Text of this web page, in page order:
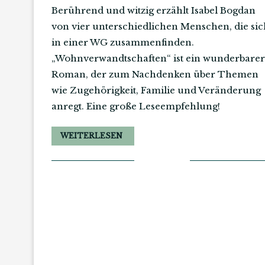
Berührend und witzig erzählt Isabel Bogdan
von vier unterschiedlichen Menschen, die
in einer WG zusammenfinden.
„Wohnverwandtschaften“ ist ein wunderbarer
Roman, der zum Nachdenken über Themen
wie Zugehörigkeit, Familie und Veränderung
anregt. Eine große Leseempfehlung!
WEITERLESEN